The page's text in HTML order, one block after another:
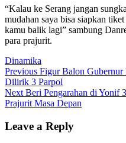
“Kalau ke Serang jangan
mudahan saya bisa siapkan
kamu balik lagi” sambung
para prajurit.
Dinamika
Post
navigation
Previous Previous
post:
Figur Balon Gubernur
Dilirik 3 Parpol
Next Next
post:
Beri Pengarahan di Yonif
Prajurit Masa Depan
Leave a Reply